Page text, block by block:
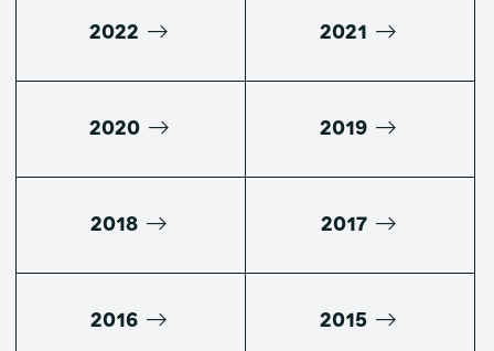
2022 2021
2020 2019
2018 2017
2016 2015